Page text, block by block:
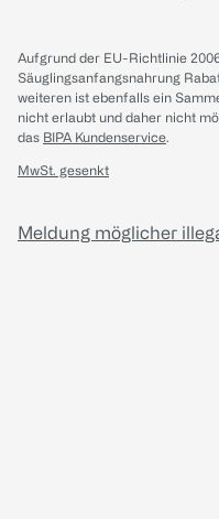
Aufgrund der EU-Richtlinie
Säuglingsanfangsnahrung
weiteren ist ebenfalls ein
nicht erlaubt und daher nicht
das BIPA Kundenservice.
MwSt. gesenkt
Meldung möglicher